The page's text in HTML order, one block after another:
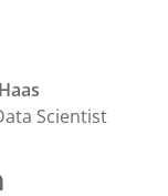
Scientist